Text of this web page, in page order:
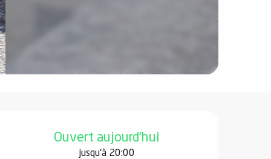
et coordonnées
Ouvert aujourd'hui
jusqu'à 20:00